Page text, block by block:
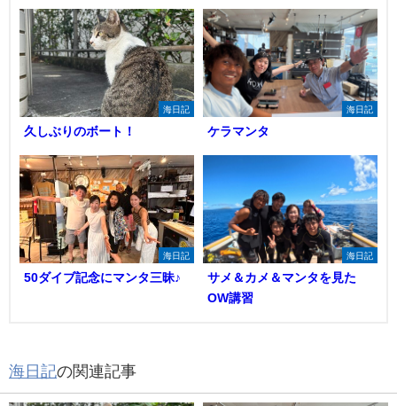
海日記
久しぶりのボート！
海日記
ケラマンタ
海日記
50ダイブ記念にマンタ三昧♪
海日記
サメ＆カメ＆マンタを見た
OW講習
海日記の関連記事